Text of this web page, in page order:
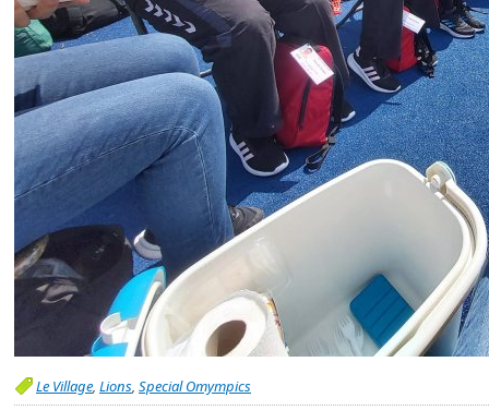
Le Village, Lions, Special Omympics